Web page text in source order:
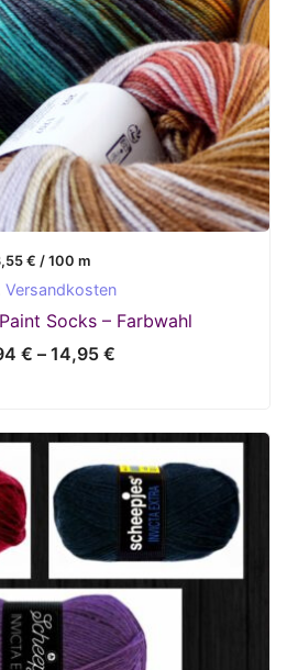
€ / 100 m
Versandkosten
Socks – Farbwahl
€ – 14,95 €